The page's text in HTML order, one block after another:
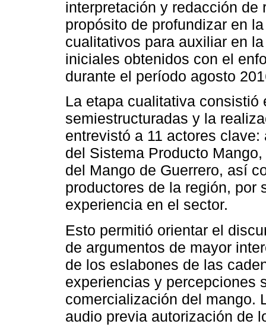
interpretación y redacción de
propósito de profundizar en
cualitativos para auxiliar en
iniciales obtenidos con el
durante el período agosto
La etapa cualitativa
semiestructuradas y la
entrevistó a 11 actores
del Sistema Producto
del Mango de Guerrero, así
productores de la región, por
experiencia en el sector.
Esto permitió orientar el
de argumentos de mayor
de los eslabones de las
experiencias y percepciones
comercialización del mango.
audio previa autorización de